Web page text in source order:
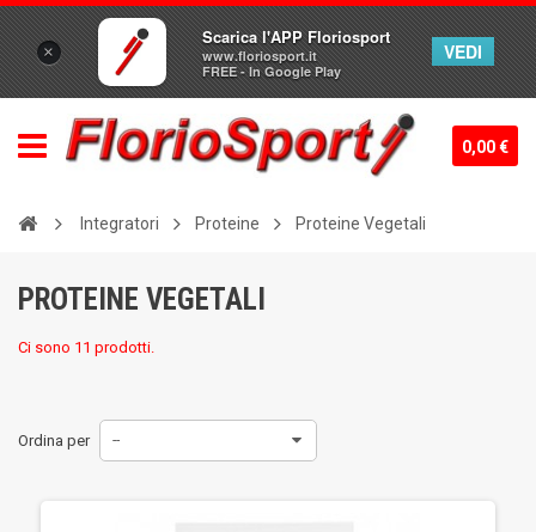
×
Scarica l'APP Floriosport
www.floriosport.it
FREE - In Google Play
VEDI
0,00 €
Integratori Proteine Proteine Vegetali
PROTEINE VEGETALI
Ci sono 11 prodotti.
Ordina per --